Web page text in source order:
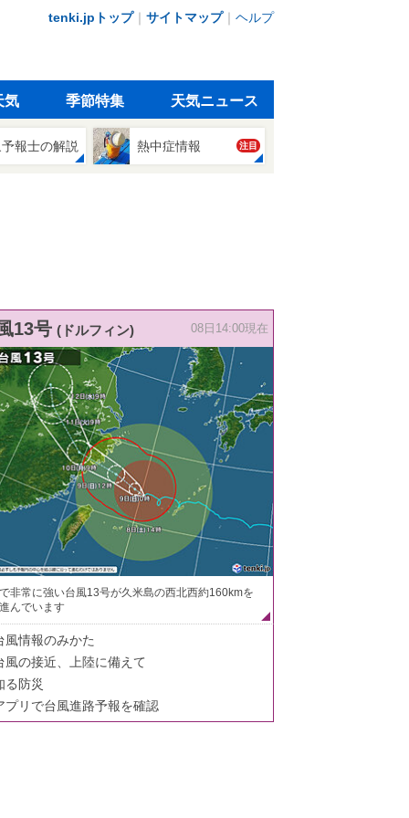
tenki.jpトップ｜ サイトマップ｜ ヘルプ
気 季節特集 天気ニュース
報士の解説 熱中症情報 注目
13号 (ドルフィン) 08日14:00現在
非常に強い台風13号が久米島の西北西約160kmを
んでいます
風情報のみかた
風の接近、上陸に備えて
る防災
プリで台風進路予報を確認